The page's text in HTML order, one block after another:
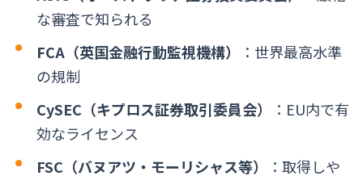
な審査で知られる
FCA（英国金融行動監視機構）
：世界最高水準
の規制
CySEC（キプロス証券取引委員会）
：EU内で有
効なライセンス
FSC（バヌアツ・モーリシャス等）
：取得しや